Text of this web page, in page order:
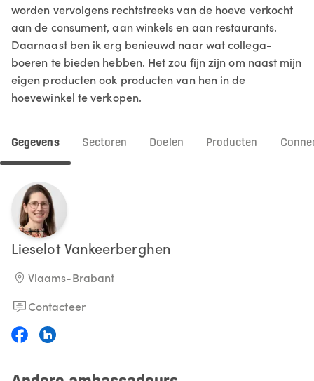
worden vervolgens rechtstreeks van de hoeve verkocht
aan de consument, aan winkels en aan restaurants.
Daarnaast ben ik erg benieuwd naar wat collega-
boeren te bieden hebben. Het zou fijn zijn om naast mijn
eigen producten ook producten van hen in de
hoevewinkel te verkopen.
Gegevens Sectoren Doelen Producten
LieselotVankeerberghen
Vlaams-Brabant
Contacteer